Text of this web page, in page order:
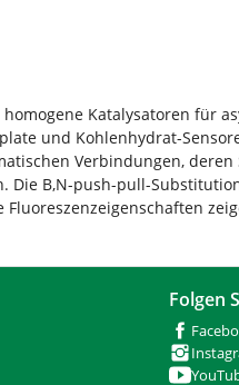
Katalysatoren für
und Kohlenhydrat-
Verbindungen,
Die B,N-push-pull-
Folgen